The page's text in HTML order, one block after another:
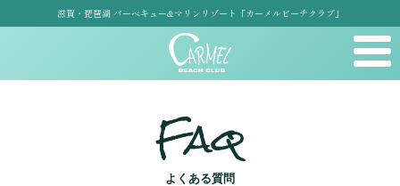
滋賀・琵琶湖 バーベキュー&マリンリゾート「カーメルビーチクラブ」
Faq
よくある質問